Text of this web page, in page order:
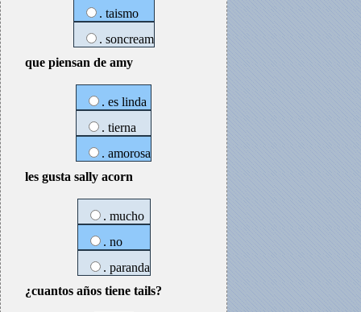
. taismo
. soncream
que piensan de amy
. es linda
. tierna
. amorosa
les gusta sally acorn
. mucho
. no
. paranda
¿cuantos años tiene tails?